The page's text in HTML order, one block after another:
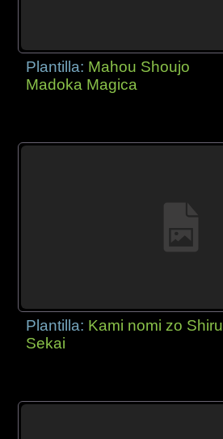
Plantilla: Mahou Shoujo
Madoka Magica
Plantilla: Kami nomi zo Shiru
Sekai